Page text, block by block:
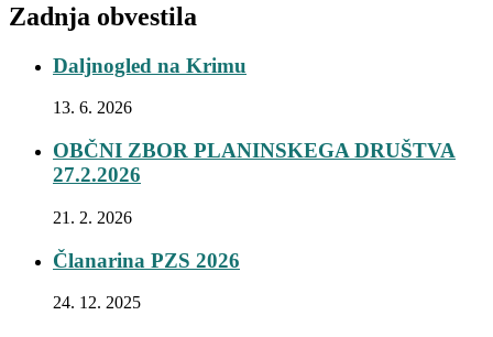
Zadnja obvestila
Daljnogled na Krimu
13. 6. 2026
OBČNI ZBOR PLANINSKEGA DRUŠTVA
27.2.2026
21. 2. 2026
Članarina PZS 2026
24. 12. 2025